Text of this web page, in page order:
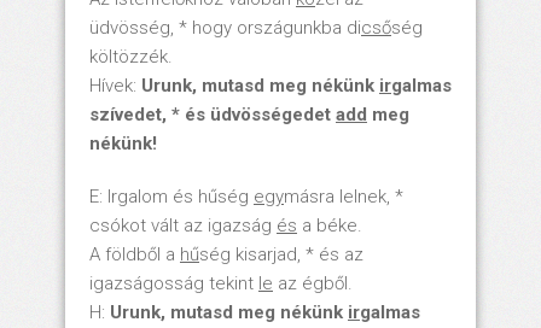
üdvösség, * hogy országunkba dicsőség
költözzék.
Hívek: Urunk, mutasd meg nékünk irgalmas
szívedet, * és üdvösségedet add meg
nékünk!
E: Irgalom és hűség egymásra lelnek, *
csókot vált az igazság és a béke.
A földből a hűség kisarjad, * és az
igazságosság tekint le az égből.
H: Urunk, mutasd meg nékünk irgalmas